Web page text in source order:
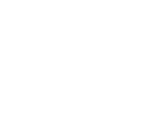
niet zo lang